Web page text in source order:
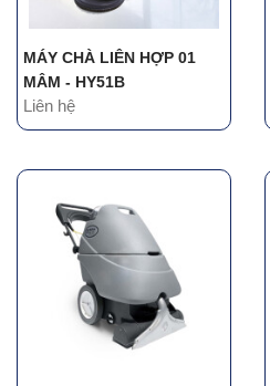
MÁY CHÀ LIÊN HỢP 01
MÂM - HY51B
Liên hệ